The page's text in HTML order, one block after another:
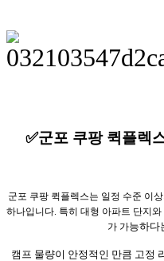
✅군포 쿠팡 퀵플렉
군포 쿠팡 퀵플렉스는 일정 수준 이
하나입니다. 특히 대형 아파트 단지
가 가능하다
캠프 물량이 안정적인 만큼 고정